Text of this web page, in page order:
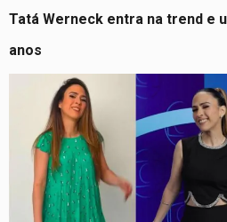
Tatá Werneck entra na trend e
anos